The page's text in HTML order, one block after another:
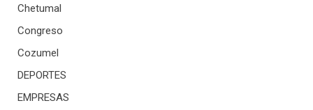
Chetumal
Congreso
Cozumel
DEPORTES
EMPRESAS